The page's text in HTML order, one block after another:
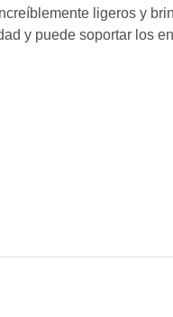
ligeros y
y puede soportar los